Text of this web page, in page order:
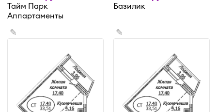
Тайм Парк
Аппартаменты
Базилик
✎ ✎